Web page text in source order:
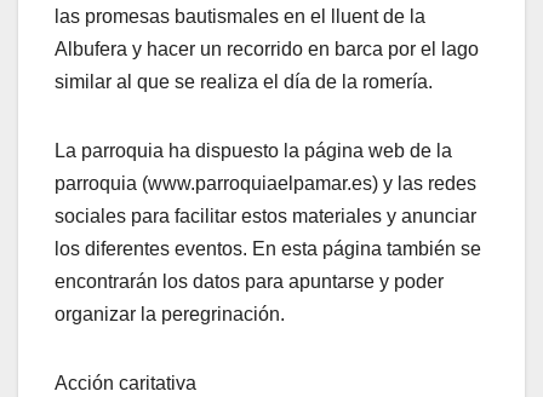
las promesas bautismales en el lluent de la
Albufera y hacer un recorrido en barca por el lago
similar al que se realiza el día de la romería.
La parroquia ha dispuesto la página web de la
parroquia (www.parroquiaelpamar.es) y las redes
sociales para facilitar estos materiales y anunciar
los diferentes eventos. En esta página también se
encontrarán los datos para apuntarse y poder
organizar la peregrinación.
Acción caritativa